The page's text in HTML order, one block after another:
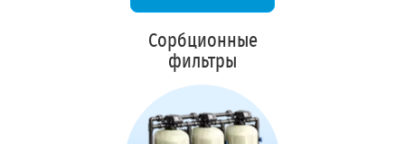
Сорбционные
фильтры